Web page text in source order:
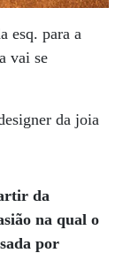
esq. para a
vai se
da joia
da
na qual o
por